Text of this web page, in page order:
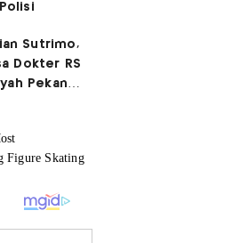
Sutrimo,
Dokter RS
Pekan